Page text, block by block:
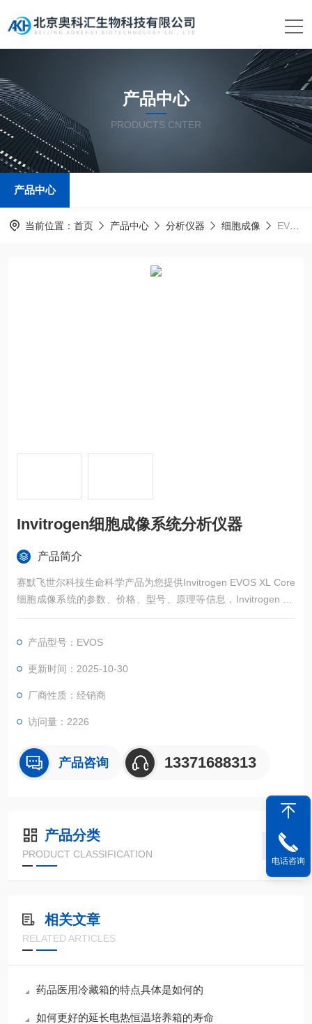
产品中心
PRODUCTS CNTER
产品中心
当前位置： 首页 产品中心 分析仪器 细胞成像 EVOSInvitrogen细胞成像系统分析仪器
Invitrogen细胞成像系统分析仪器
产品简介
赛默飞世尔科技生命科学产品为您提供Invitrogen EVOS XL Core
细胞成像系统的参数、价格、型号、原理等信息，Invitrogen EV
OS XL Core细胞成像系统产地为美国、品牌为Invitrogen Invitrog
产品型号：EVOS
更新时间：2025-10-30
厂商性质：经销商
访问量：2226
产品咨询 13371688313
产品分类
PRODUCT CLASSIFICATION
相关文章
RELATED ARTICLES
药品医用冷藏箱的特点具体是如何的
如何更好的延长电热恒温培养箱的寿命
电话咨询